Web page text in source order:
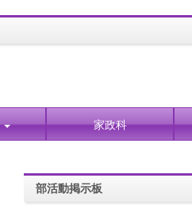
家政科
部活動掲示板